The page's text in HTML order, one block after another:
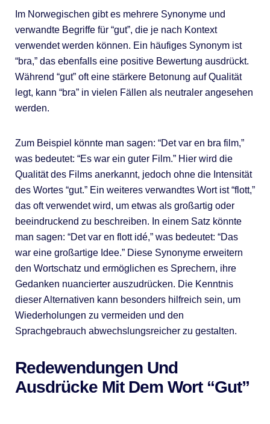
Im Norwegischen gibt es mehrere Synonyme und
verwandte Begriffe für “gut”, die je nach Kontext
verwendet werden können. Ein häufiges Synonym ist
“bra,” das ebenfalls eine positive Bewertung ausdrückt.
Während “gut” oft eine stärkere Betonung auf Qualität
legt, kann “bra” in vielen Fällen als neutraler angesehen
werden.
Zum Beispiel könnte man sagen: “Det var en bra film,”
was bedeutet: “Es war ein guter Film.” Hier wird die
Qualität des Films anerkannt, jedoch ohne die Intensität
des Wortes “gut.” Ein weiteres verwandtes Wort ist “flott,”
das oft verwendet wird, um etwas als großartig oder
beeindruckend zu beschreiben. In einem Satz könnte
man sagen: “Det var en flott idé,” was bedeutet: “Das
war eine großartige Idee.” Diese Synonyme erweitern
den Wortschatz und ermöglichen es Sprechern, ihre
Gedanken nuancierter auszudrücken. Die Kenntnis
dieser Alternativen kann besonders hilfreich sein, um
Wiederholungen zu vermeiden und den
Sprachgebrauch abwechslungsreicher zu gestalten.
Redewendungen Und
Ausdrücke Mit Dem Wort “gut”